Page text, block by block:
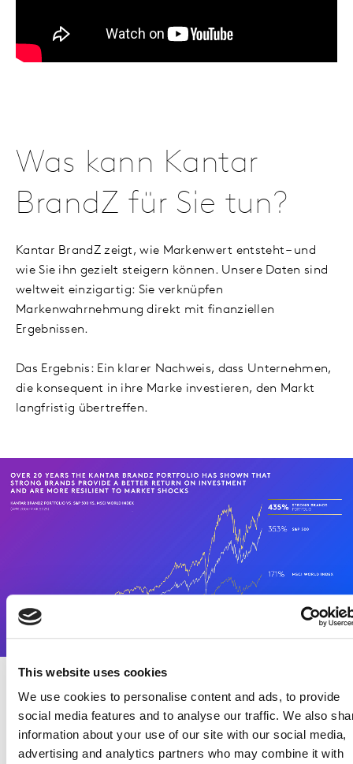
This website uses cookies
We use cookies to personalise content and ads, to provide
social media features and to analyse our traffic. We also
information about your use of our site with our social media,
advertising and analytics partners who may combine it with
Was kann Kantar
BrandZ für Sie tun?
Kantar BrandZ zeigt, wie Markenwert entsteht – und
wie Sie ihn gezielt steigern können. Unsere Daten sind
weltweit einzigartig: Sie verknüpfen
Markenwahrnehmung direkt mit finanziellen
Ergebnissen.
Das Ergebnis: Ein klarer Nachweis, dass Unternehmen,
die konsequent in ihre Marke investieren, den Markt
langfristig übertreffen.